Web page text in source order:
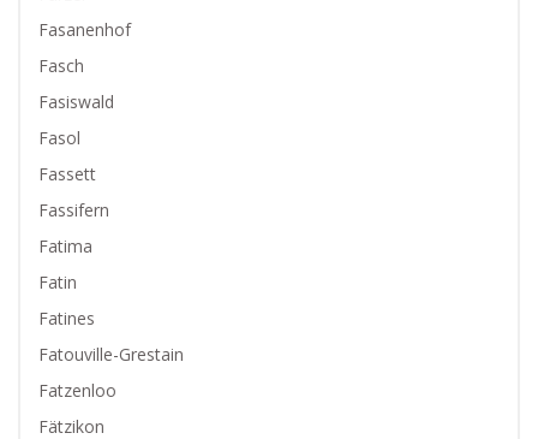
Fasanenhof
Fasch
Fasiswald
Fasol
Fassett
Fassifern
Fatima
Fatin
Fatines
Fatouville-Grestain
Fatzenloo
Fätzikon